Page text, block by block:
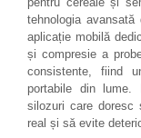
tehnologia
aplicație mobilă
și compresie a
consistente, fiind
portabile din lume.
silozuri care doresc
real și să evite